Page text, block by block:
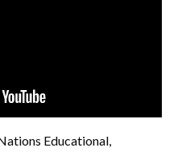
Educational,